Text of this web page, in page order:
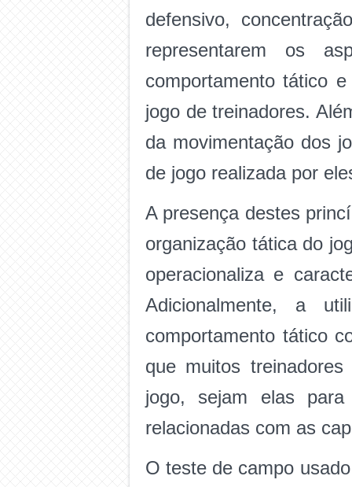
defensivo,
representarem os
comportamento tático
jogo de treinadores.
da movimentação dos
de jogo realizada por
A presença destes
organização tática do
operacionaliza e
Adicionalmente, a
comportamento tático
que muitos
jogo, sejam elas
relacionadas com as
O teste de campo